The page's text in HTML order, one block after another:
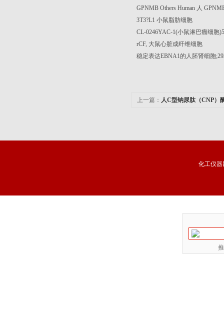
GPNMB Others Human 人
3T3?L1 小鼠脂肪细胞
CL-0246YAC-1(小鼠淋巴瘤细胞)5
rCF, 大鼠心脏成纤维细胞
稳定表达EBNA1的人胚肾细胞
上一篇： 人C型钠尿肽（CNP）
化工仪器